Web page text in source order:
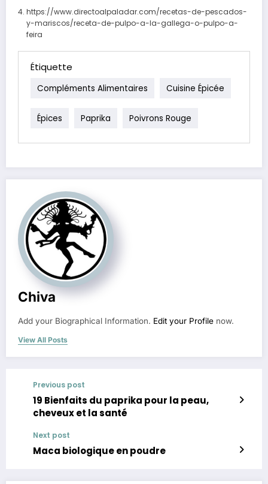
https://www.directoalpaladar.com/recetas-de-pescados-
y-mariscos/receta-de-pulpo-a-la-gallega-o-pulpo-a-
feira
Étiquette
Compléments Alimentaires Cuisine Épicée
Épices Paprika Poivrons Rouge
Chiva
Add your Biographical Information. Edit your Profile now.
View All Posts
Previous post
19 Bienfaits du paprika pour la peau,
cheveux et la santé
Next post
Maca biologique en poudre